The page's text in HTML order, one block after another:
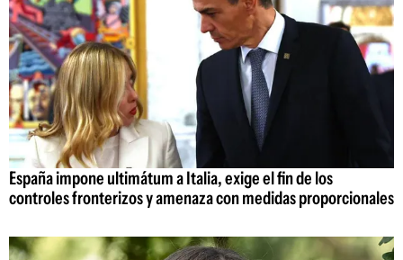
España impone ultimátum a Italia, exige el fin de los
controles fronterizos y amenaza con medidas proporcionales